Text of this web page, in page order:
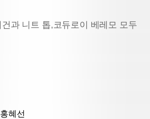
건과 니트 톱,코듀로이 베레모 모두
홍혜선